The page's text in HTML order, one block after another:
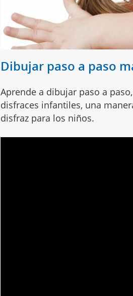
Dibujar paso a paso
Aprende a dibujar paso a
disfraces infantiles, una
disfraz para los niños.